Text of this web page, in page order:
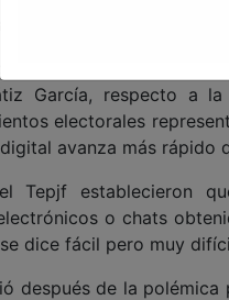
el Tribunal Electoral
García, respecto a
electorales
avanza más rápido
Tepjf establecieron
o chats
dice fácil pero muy
después de la